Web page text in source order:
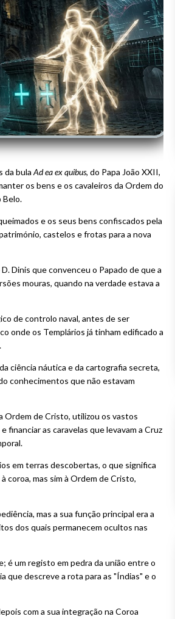
da bula Ad ea ex quibus, do Papa João XXII,
os bens e os cavaleiros da Ordem do
Belo.
e os seus bens confiscados pela
castelos e frotas para a nova
Dinis que convenceu o Papado de que a
mouras, quando na verdade estava a
de controlo naval, antes de ser
onde os Templários já tinham edificado a
ciência náutica e da cartografia secreta,
conhecimentos que não estavam
Ordem de Cristo, utilizou os vastos
financiar as caravelas que levavam a Cruz
em terras descobertas, o que significa
coroa, mas sim à Ordem de Cristo,
mas a sua função principal era a
dos quais permanecem ocultos nas
é um registo em pedra da união entre o
que descreve a rota para as "Índias" e o
com a sua integração na Coroa